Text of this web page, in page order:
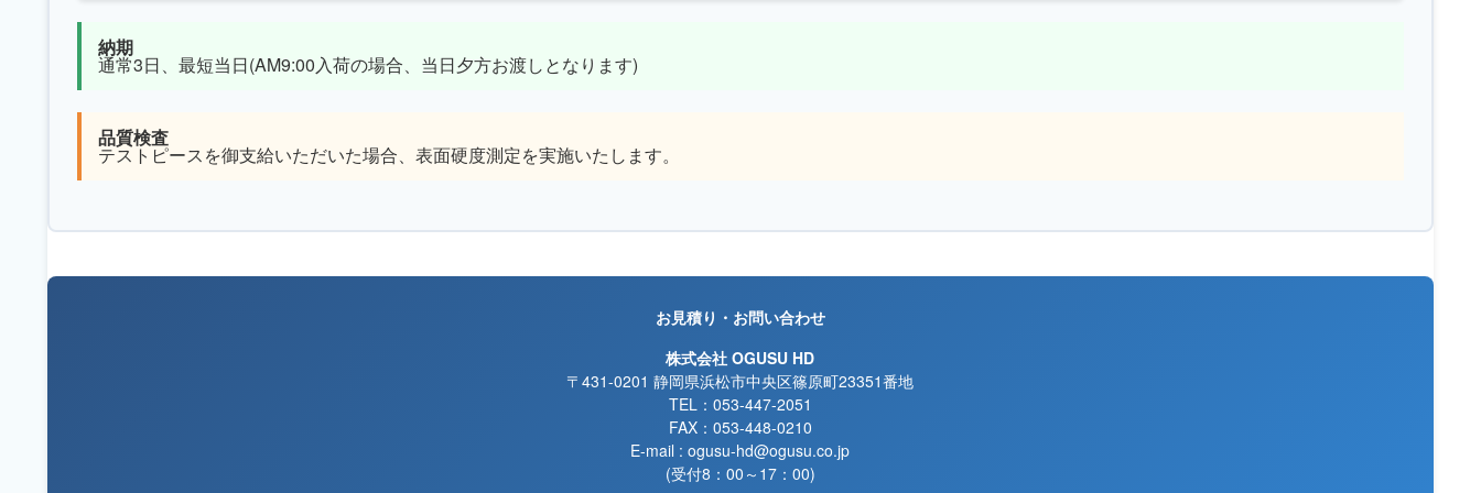
納期
通常3日、最短当日(AM9:00入荷の場合、当日夕方お渡しとなります)
品質検査
テストピースを御支給いただいた場合、表面硬度測定を実施いたします。
お見積り・お問い合わせ
株式会社 OGUSU HD
〒431-0201 静岡県浜松市中央区篠原町23351番地
TEL：053-447-2051
FAX：053-448-0210
E-mail : ogusu-hd@ogusu.co.jp
(受付8：00～17：00)